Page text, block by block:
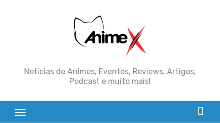
Notícias de Animes, Eventos, Reviews, Artigos,
Podcast e muito mais!